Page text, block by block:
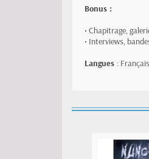
Bonus :
• Chapitrage,
• Interviews,
Langues :